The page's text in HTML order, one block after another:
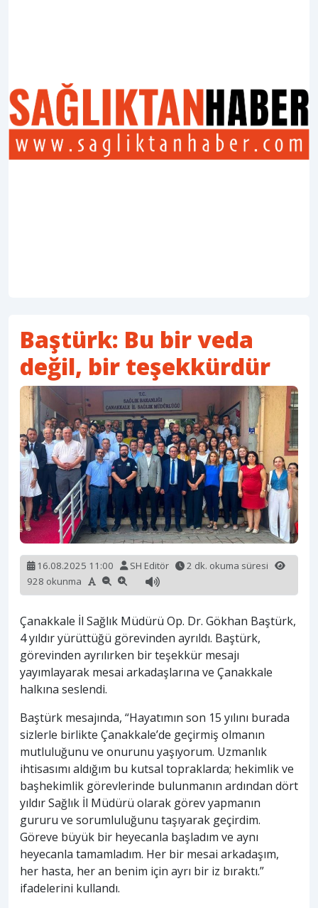
Baştürk: Bu bir veda
değil, bir teşekkürdür
16.08.2025 11:00 SH Editör
2 dk. okuma süresi
928 okunma
Çanakkale İl Sağlık Müdürü Op. Dr. Gökhan Baştürk,
4 yıldır yürüttüğü görevinden ayrıldı. Baştürk,
görevinden ayrılırken bir teşekkür mesajı
yayımlayarak mesai arkadaşlarına ve Çanakkale
halkına seslendi.
Baştürk mesajında, “Hayatımın son 15 yılını burada
sizlerle birlikte Çanakkale’de geçirmiş olmanın
mutluluğunu ve onurunu yaşıyorum. Uzmanlık
ihtisasımı aldığım bu kutsal topraklarda; hekimlik ve
başhekimlik görevlerinde bulunmanın ardından dört
yıldır Sağlık İl Müdürü olarak görev yapmanın
gururu ve sorumluluğunu taşıyarak geçirdim.
Göreve büyük bir heyecanla başladım ve aynı
heyecanla tamamladım. Her bir mesai arkadaşım,
her hasta, her an benim için ayrı bir iz bıraktı.”
ifadelerini kullandı.